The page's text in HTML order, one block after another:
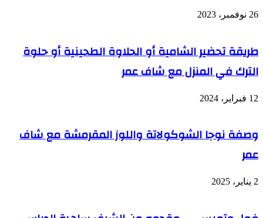
26 نوفمبر، 2023
طريقة تحضير الشامية أو الحلاوة الطحينية أو حلوة
الترك في المنزل مع شاف عمر
12 فبراير، 2024
وصفة نوجا الشوكولاتة واللوز المقرمشة مع شاف
عمر
2 يناير، 2025